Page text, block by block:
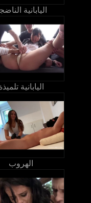
اليابانية
اليابانية
الهروب